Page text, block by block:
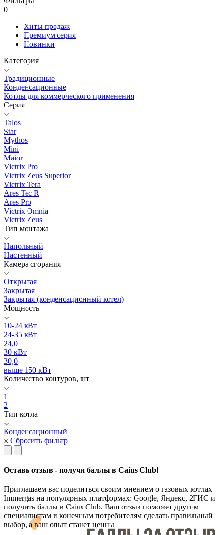
0
Хиты продаж
Премиум серия
Новинки
Категория
Традиционные
Конденсационные
Котлы для коммерческого применения
Серия
Talos
Star
Mythos
Mini
Maior
Victrix Pro
Victrix Zeus Superior
Victrix Tera
Ares Tec R
Ares Pro
Victrix Omnia
Victrix Zeus
Тип монтажа
Напольный
Настенный
Камера сгорания
Открытая
Закрытая
Закрытая (конденсационный котел)
Мощность
10-24 кВт
24-35 кВт
24,0
30 кВт
30,0
выше 150 кВт
Количество контуров, шт
1
2
Тип котла
Конденсационный
Сбросить фильтр
Оставь отзыв - получи баллы в Caius Club!
Приглашаем вас поделиться своим мнением о газовых котлах
Immergas на популярных платформах: Google, Яндекс, 2ГИС и
получить баллы в Caius Club. Ваш отзыв поможет другим
специалистам и конечным потребителям сделать правильный
выбор, а ваш опыт станет ценны